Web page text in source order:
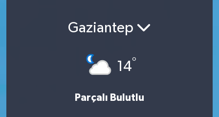
Gaziantep
14°
Parçalı Bulutlu
Haber Arşivi